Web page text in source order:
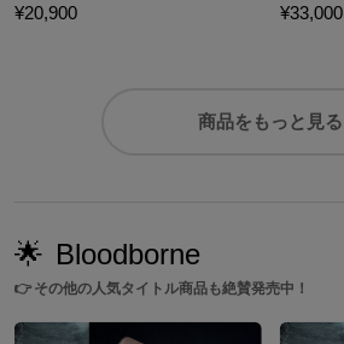
¥20,900 ¥33,000
商品をもっと見る
🌟 Bloodborne
👉その他の人気タイトル商品も絶賛発売中！